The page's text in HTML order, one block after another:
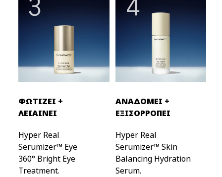
ΦΩΤΙΖΕΙ +
ΛΕΙΑΙΝΕΙ
Hyper Real
Serumizer™ Eye
360° Bright Eye
Treatment.
ΑΝΑΔΟΜΕΙ +
ΕΞΙΣΟΡΡΟΠΕΙ
Hyper Real
Serumizer™ Skin
Balancing Hydration
Serum.